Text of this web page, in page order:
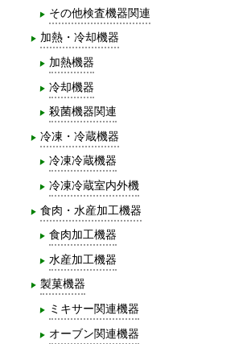
その他検査機器関連
加熱・冷却機器
加熱機器
冷却機器
殺菌機器関連
冷凍・冷蔵機器
冷凍冷蔵機器
冷凍冷蔵室内外機
食肉・水産加工機器
食肉加工機器
水産加工機器
製菓機器
ミキサー関連機器
オーブン関連機器